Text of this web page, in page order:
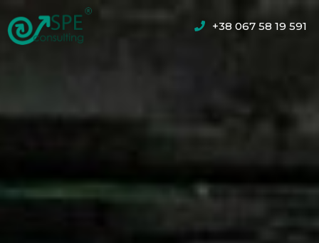
+38 067 58 19 591